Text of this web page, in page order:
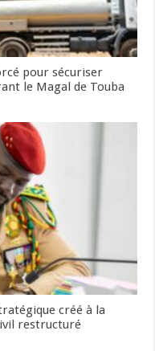
pour sécuriser
le Magal de Touba
créé à la
restructuré